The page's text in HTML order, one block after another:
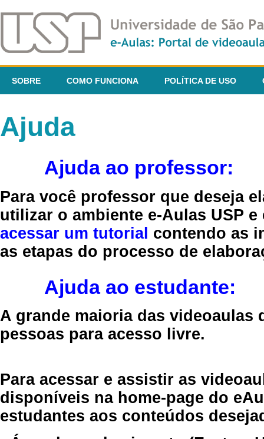
SOBRE COMO FUNCIONA POLÍTICA DE USO
Ajuda
Ajuda ao professor:
Para você professor que deseja
utilizar o ambiente e-Aulas USP
acessar um tutorial contendo as
as etapas do processo de
Ajuda ao estudante:
A grande maioria das videoaulas
pessoas para acesso livre.
Para acessar e assistir as
disponíveis na home-page do
estudantes aos conteúdos